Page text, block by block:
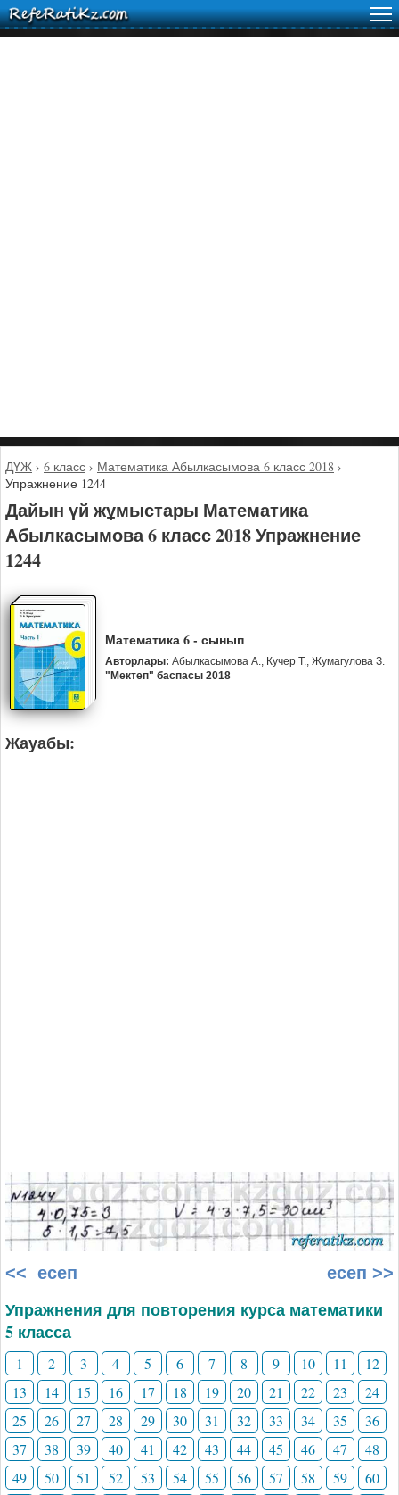
ДҮЖ › 6 класс › Математика Абылкасымова 6 класс 2018 ›
Упражнение 1244
Дайын үй жұмыстары Математика
Абылкасымова 6 класс 2018 Упражнение
1244
Математика 6 - сынып
Авторлары: Абылкасымова А., Кучер Т., Жумагулова З.
"Мектеп" баспасы 2018
Жауабы:
<< есеп есеп >>
Упражнения для повторения курса математики
5 класса
1 2 3 4 5 6 7 8 9 10 11
12
13
14 15 16 17 18 19 20 21 22 23
24
25
26 27 28 29 30 31 32 33 34 35
36
37
38 39 40 41 42 43 44 45 46 47
48
49
50 51 52 53 54 55 56 57 58 59
60